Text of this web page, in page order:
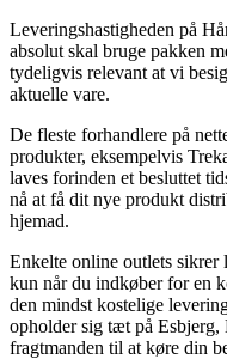
Leveringshastigheden på
absolut skal bruge pakken
tydeligvis relevant at vi
aktuelle vare.
De fleste forhandlere på
produkter, eksempelvis
laves forinden et besluttet
nå at få dit nye produkt
hjemad.
Enkelte online outlets sikrer
kun når du indkøber for en
den mindst kostelige
opholder sig tæt på Esbjerg,
fragtmanden til at køre din